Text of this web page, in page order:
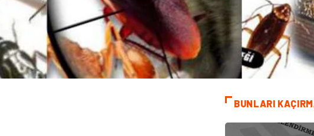
BUNLARI